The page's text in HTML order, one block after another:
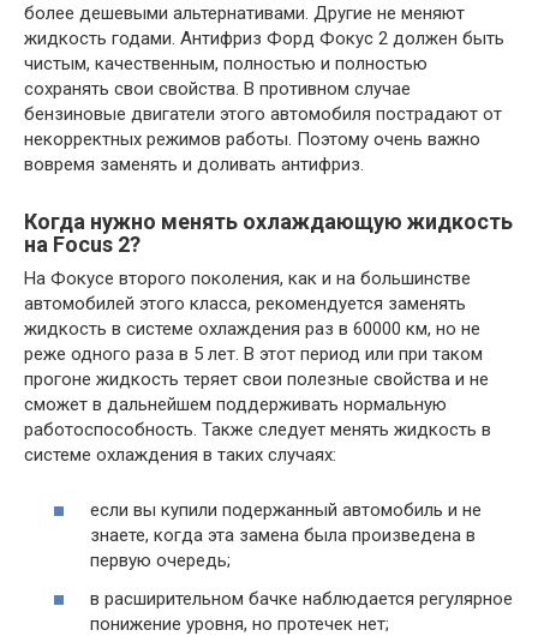
более дешевыми альтернативами. Другие не меняют
жидкость годами. Антифриз Форд Фокус 2 должен быть
чистым, качественным, полностью и полностью
сохранять свои свойства. В противном случае
бензиновые двигатели этого автомобиля пострадают от
некорректных режимов работы. Поэтому очень важно
вовремя заменять и доливать антифриз.
Когда нужно менять охлаждающую жидкость
на Focus 2?
На Фокусе второго поколения, как и на большинстве
автомобилей этого класса, рекомендуется заменять
жидкость в системе охлаждения раз в 60000 км, но не
реже одного раза в 5 лет. В этот период или при таком
прогоне жидкость теряет свои полезные свойства и не
сможет в дальнейшем поддерживать нормальную
работоспособность. Также следует менять жидкость в
системе охлаждения в таких случаях:
если вы купили подержанный автомобиль и не
знаете, когда эта замена была произведена в
первую очередь;
в расширительном бачке наблюдается регулярное
понижение уровня, но протечек нет;